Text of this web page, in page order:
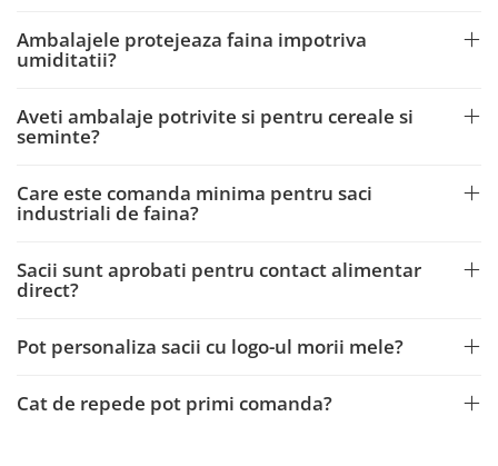
Ambalajele protejeaza faina impotriva
umiditatii?
Aveti ambalaje potrivite si pentru cereale si
seminte?
Care este comanda minima pentru saci
industriali de faina?
Sacii sunt aprobati pentru contact alimentar
direct?
Pot personaliza sacii cu logo-ul morii mele?
Cat de repede pot primi comanda?